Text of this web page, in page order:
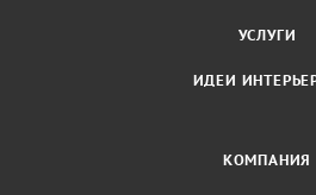
УСЛУГИ
ИДЕИ
КОМПАНИЯ